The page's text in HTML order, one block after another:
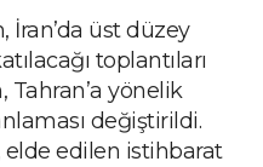
İran’da üst düzey
toplantıları
yönelik
değiştirildi.
elde edilen istihbarat